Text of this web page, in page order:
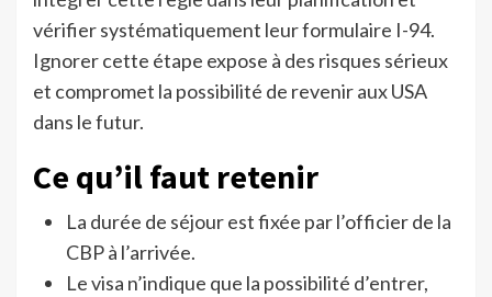
vérifier systématiquement leur formulaire I-94.
Ignorer cette étape expose à des risques sérieux
et compromet la possibilité de revenir aux USA
dans le futur.
Ce qu’il faut retenir
La durée de séjour est fixée par l’officier de la
CBP à l’arrivée.
Le visa n’indique que la possibilité d’entrer,